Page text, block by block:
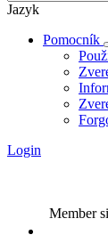
Jazyk
Pomocník
Login
Member